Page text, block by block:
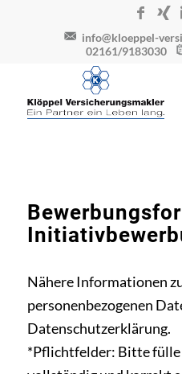
info@kloeppel-
02161/9183030
Nähere Informationen
personenbezogenen
Datenschutzerklärung.
*Pflichtfelder: Bitte fülle